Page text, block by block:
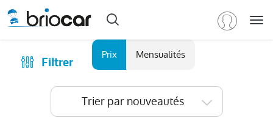
Reprise
Filtrer Prix Mensualités
Trier par nouveautés